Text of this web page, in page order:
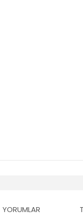
YORUMLAR